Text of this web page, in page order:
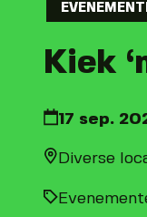
Kiek
17 sep.
Diverse